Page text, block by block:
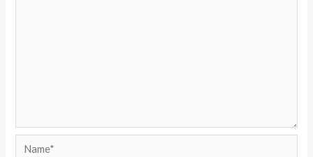
Name*